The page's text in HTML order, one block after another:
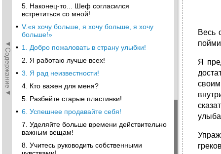
◄Содержание◄
5. Наконец-то... Шеф согласился
встретиться со мной!
• V.«я хочу больше, я хочу больше, я хочу
больше!»
• 1. Добро пожаловать в страну улыбки!
2. Я работаю лучше всех!
• 3. Я рад неизвестности!
4. Кто важен для меня?
5. Разбейте старые пластинки!
• 6. Успешнее продавайте себя!
7. Уделяйте больше времени действительно
важным вещам!
8. Учитесь руководить собственными
Весь
Я